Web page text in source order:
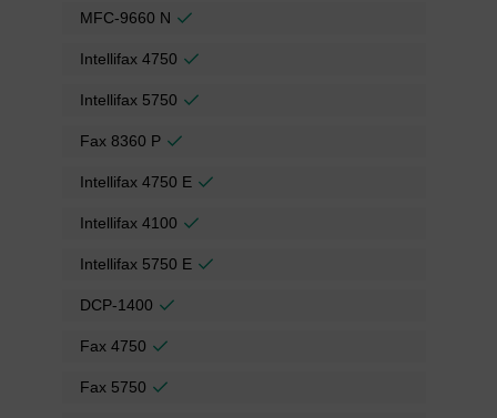
MFC-9660 N
Intellifax 4750
Intellifax 5750
Fax 8360 P
Intellifax 4750 E
Intellifax 4100
Intellifax 5750 E
DCP-1400
Fax 4750
Fax 5750